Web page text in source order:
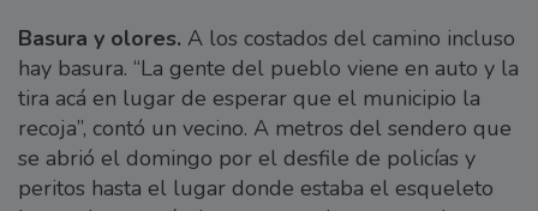
Basura y olores. A los costados del camino incluso
hay basura. “La gente del pueblo viene en auto y la
tira acá en lugar de esperar que el municipio la
recoja”, contó un vecino. A metros del sendero que
se abrió el domingo por el desfile de policías y
peritos hasta el lugar donde estaba el esqueleto